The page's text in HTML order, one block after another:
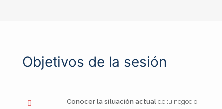
Objetivos de la sesión
Conocer la situación actualde tu negocio,